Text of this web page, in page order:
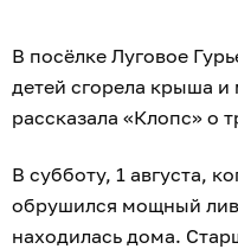
В посёлке Луговое
детей сгорела крыша
рассказала «Клопс» о
В субботу, 1 августа,
обрушился мощный
находилась дома.